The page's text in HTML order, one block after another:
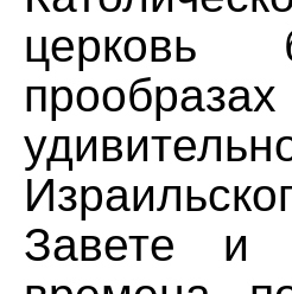
церковь
Завете и